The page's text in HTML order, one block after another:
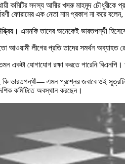
কমিটির সদস্য আমীর খসরু মাহমুদ চৌধুরীকে
ফোরামের এক নেতা নাম প্রকাশ না করে
এমনকি তাদের অনেকেই ভারতপন্থী
আওয়ামী লীগের প্রতি তাদের সমর্থন অব্যাহত
একটা যোগাযোগ রক্ষা করতে পারেনি
কি ভারতপন্থী— এমন প্রশ্নের জবাবে ওই
কমিটিতে অবস্থান করছেন।